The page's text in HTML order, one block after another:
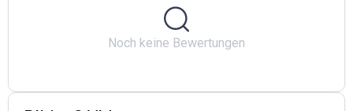
problematischen Mediennutzung zu erkennen und
richtig deuten zu können. Wir sind
Gründungsmitglied im Landesverband für E-Sport
Noch keine Bewertungen